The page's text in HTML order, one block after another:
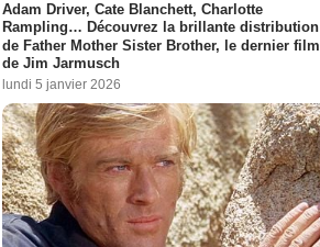
Adam Driver, Cate Blanchett, Charlotte
Rampling… Découvrez la brillante distribution
de Father Mother Sister Brother, le dernier film
de Jim Jarmusch
lundi 5 janvier 2026